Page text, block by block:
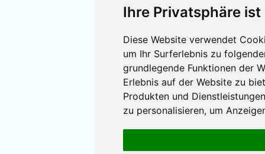
Ihre Privatsphäre
Diese Website verwendet
um Ihr Surferlebnis zu
grundlegende Funktionen der
Erlebnis auf der Website zu
Produkten und
zu personalisieren, um